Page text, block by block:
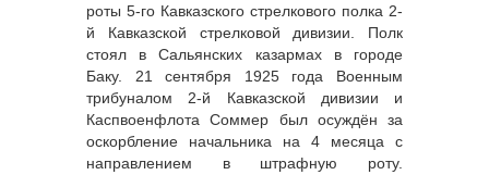
роты 5-го Кавказского стрелкового полка 2-
й Кавказской стрелковой дивизии. Полк
стоял в Сальянских казармах в городе
Баку. 21 сентября 1925 года Военным
трибуналом 2-й Кавказской дивизии и
Каспвоенфлота Соммер был осуждён за
оскорбление начальника на 4 месяца с
направлением в штрафную роту.